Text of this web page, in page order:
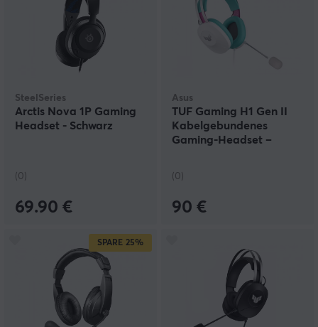
SteelSeries
Arctis Nova 1P Gaming
Headset - Schwarz
(0)
69.90 €
Asus
TUF Gaming H1 Gen II
Kabelgebundenes
Gaming-Headset –
(0)
90 €
SPARE 25%